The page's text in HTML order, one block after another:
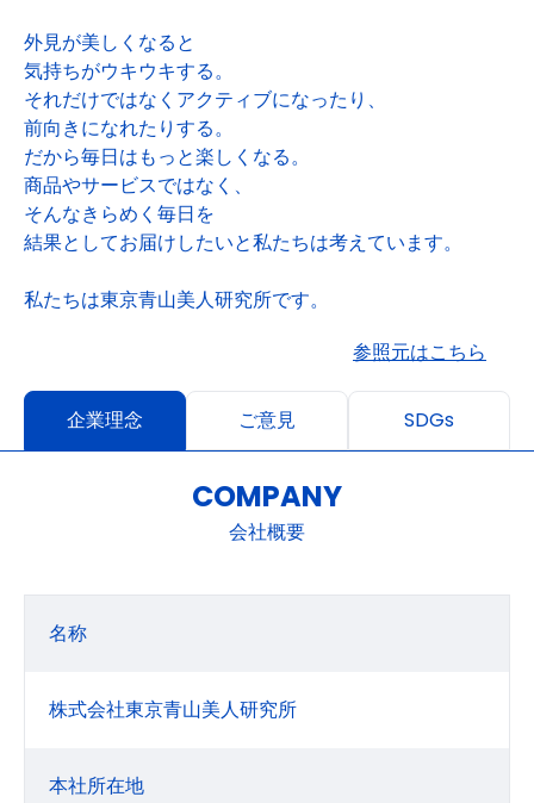
外見が美しくなると
気持ちがウキウキする。
それだけではなくアクティブになったり、
前向きになれたりする。
だから毎日はもっと楽しくなる。
商品やサービスではなく、
そんなきらめく毎日を
結果としてお届けしたいと私たちは考えています。
私たちは東京青山美人研究所です。
参照元はこちら
企業理念 ご意見 SDGs
COMPANY
会社概要
名称
株式会社東京青山美人研究所
本社所在地